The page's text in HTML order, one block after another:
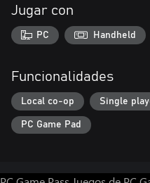
Jugar con
PC Handheld
Funcionalidades
Local co-op Single
PC Game Pad